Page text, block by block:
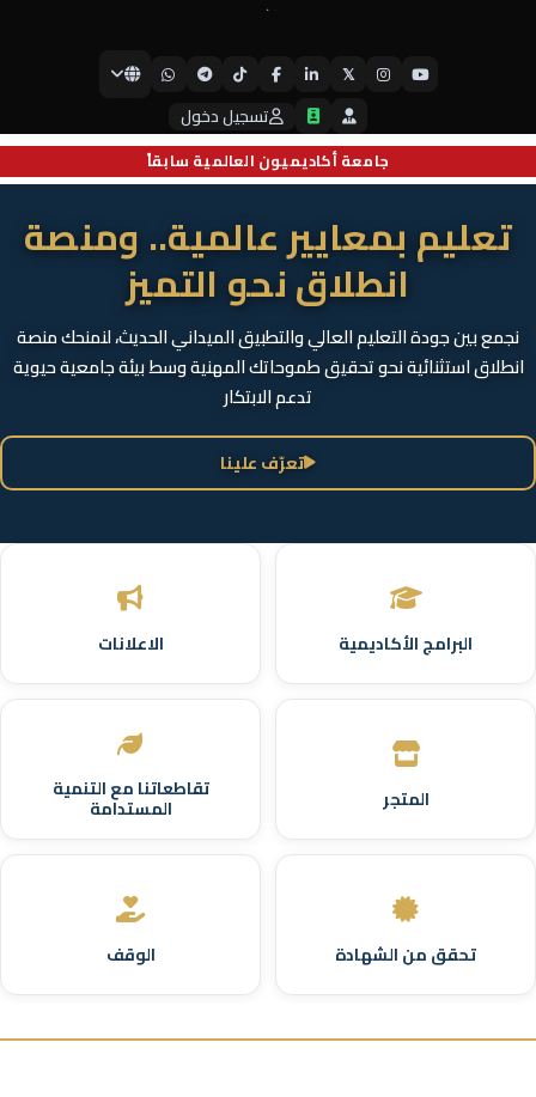
جامعة أكاديميون العالمية سابقاً
𝕏
تسجيل دخول
جامعة أيبكسي العالمية
تعليم بمعايير عالمية.. ومنصة
انطلاق نحو التميز
نجمع بين جودة التعليم العالي والتطبيق الميداني الحديث، لنمنحك منصة
انطلاق استثنائية نحو تحقيق طموحاتك المهنية وسط بيئة جامعية حيوية
تدعم الابتكار
تعرّف علينا
البرامج الأكاديمية الاعلانات
المتجر تقاطعاتنا مع التنمية
المستدامة
تحقق من الشهادة الوقف